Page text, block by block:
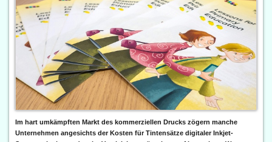
Im hart umkämpften Markt des kommerziellen Drucks zögern manche
Unternehmen angesichts der Kosten für Tintensätze digitaler Inkjet-